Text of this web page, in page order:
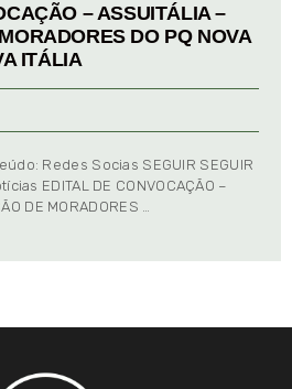
– ASSUITÁLIA –
DO PQ NOVA
ITÁLIA
Redes Socias SEGUIR SEGUIR
EDITAL DE CONVOCAÇÃO –
DE MORADORES …